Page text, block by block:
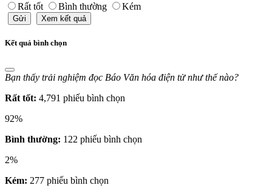
Rất tốt Bình thường Kém
Gửi Xem kết quả
Kết quả bình chọn
Bạn thấy trải nghiệm đọc Báo Văn hóa điện tử như thế nào?
Rất tốt: 4,791 phiếu bình chọn
92%
Bình thường: 122 phiếu bình chọn
2%
Kém: 277 phiếu bình chọn